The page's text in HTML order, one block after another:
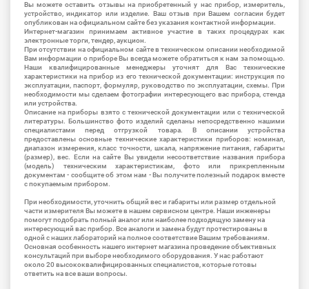
Вы можете оставить отзывы на приобретенный у нас прибор, измеритель,
устройство, индикатор или изделие. Ваш отзыв при Вашем согласии будет
опубликован на официальном сайте без указания контактной информации.
Интернет-магазин принимаем активное участие в таких процедурах как
электронные торги, тендер, аукцион.
При отсутствии на официальном сайте в техническом описании необходимой
Вам информации о приборе Вы всегда можете обратиться к нам за помощью.
Наши квалифицированные менеджеры уточнят для Вас технические
характеристики на прибор из его технической документации: инструкция по
эксплуатации, паспорт, формуляр, руководство по эксплуатации, схемы. При
необходимости мы сделаем фотографии интересующего вас прибора, стенда
или устройства.
Описание на приборы взято с технической документации или с технической
литературы. Большинство фото изделий сделаны непосредственно нашими
специалистами перед отгрузкой товара. В описании устройства
предоставлены основные технические характеристики приборов: номинал,
диапазон измерения, класс точности, шкала, напряжение питания, габариты
(размер), вес. Если на сайте Вы увидели несоответствие названия прибора
(модель) техническим характеристикам, фото или прикрепленным
документам - сообщите об этом нам - Вы получите полезный подарок вместе
с покупаемым прибором.
При необходимости, уточнить общий вес и габариты или размер отдельной
части измерителя Вы можете в нашем сервисном центре. Наши инженеры
помогут подобрать полный аналог или наиболее подходящую замену на
интересующий вас прибор. Все аналоги и замена будут протестированы в
одной с наших лабораторий на полное соответствие Вашим требованиям.
Основная особенность нашего интернет магазина проведение объективных
консультаций при выборе необходимого оборудования. У нас работают
около 20 высококвалифицированных специалистов, которые готовы
ответить на все ваши вопросы.